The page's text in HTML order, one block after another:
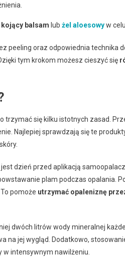
kojący balsam lub żel aloesowyw
peeling oraz odpowiednia technika
tym krokom możesz cieszyć się
trzymać się kilku istotnych zasad.
Najlepiej sprawdzają się te
dzień przed aplikacją
plam podczas opalania.
pomoże utrzymać opaleniznę
dwóch litrów wody mineralnej
na jej wygląd. Dodatkowo,
intensywnym nawilżeniu.